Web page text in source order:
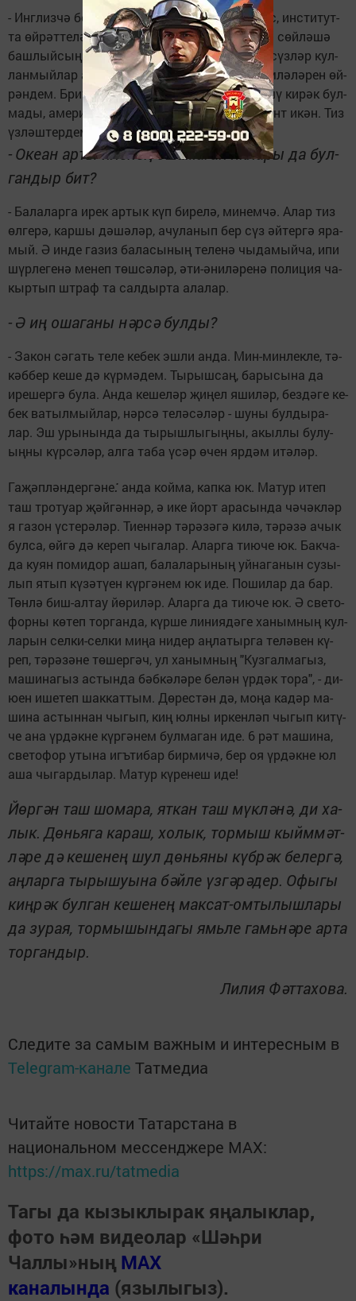
- Инг­лиз­чә бел­ми идем ди­сәм, дө­рес бул­мас, ин­с­ти­тут­
та өй­рәт­те­ләр. Аме­ри­ка­га бар­гач, ан­да­гы­ча сөй­лә­шә
баш­лый­сың икән. Зур-зур җөм­лә­ләр, авыр сүз­ләр кул­
лан­мый­лар алар, баш­тан га­ди ара­ла­шу җөм­лә­лә­рен өй­
рән­дем. Бри­та­ни­я­чә инг­лиз те­лен­дә сөй­лә­шү ки­рәк бул­
ма­ды, аме­ри­ка­ны­кы - җи­ңе­ләй­тел­гән ва­ри­ант икән. Тиз
үз­ләш­тер­дем.
-Оке­ан ар­ты иле­нең оша­ма­ган як­ла­ры да бул­
ган­дыр бит?
- Ба­ла­лар­га ирек ар­тык күп би­ре­лә, ми­нем­чә. Алар тиз
өл­ге­рә, кар­шы дә­шә­ләр, ачу­ла­нып бер сүз әй­тер­гә яра­
мый. Ә ин­де га­зиз ба­ла­сы­ның те­ле­нә чы­да­мый­ча, ипи
шүр­ле­ге­нә ме­неп төш­сә­ләр, әти-әни­лә­ре­нә по­ли­ция ча­
кыр­тып штраф та сал­дыр­та ала­лар.
-Ә иң оша­га­ны нәр­сә бул­ды?
- За­кон сә­гать те­ле ке­бек эш­ли ан­да. Мин-мин­лек­ле, тә­
кәб­бер ке­ше дә күр­мә­дем. Ты­рыш­саң, ба­ры­сы­на да
ире­шер­гә бу­ла. Ан­да ке­ше­ләр җи­ңел яши­ләр, без­дә­ге ке­
бек ва­тыл­мый­лар, нәр­сә те­лә­сә­ләр - шу­ны бул­ды­ра­
лар. Эш уры­нын­да да ты­рыш­лы­гың­ны, акыл­лы бу­лу­
ың­ны күр­сә­ләр, ал­га та­ба үсәр өчен яр­дәм итә­ләр.
Га­җәп­лән­дер­гә­не: ан­да кой­ма, кап­ка юк. Ма­тур итеп
таш тро­ту­ар җәй­гән­нәр, ә ике йорт ара­сын­да чә­чәк­ләр
я га­зон үс­те­рә­ләр. Ти­ен­нәр тә­рә­зә­гә ки­лә, тә­рә­зә ачык
бул­са, өй­гә дә ке­реп чы­га­лар. Алар­га ти­ю­че юк. Бак­ча­
да ку­ян по­ми­дор ашап, ба­ла­ла­ры­ның уй­на­га­нын су­зы­
лып ятып кү­зә­тү­ен күр­гә­нем юк иде. По­ши­лар да бар.
Төн­лә биш-ал­тау йө­ри­ләр. Алар­га да ти­ю­че юк. Ә све­то­
фор­ны кө­теп тор­ган­да, күр­ше ли­ни­я­дә­ге ха­ным­ның кул­
ла­рын сел­ки-сел­ки ми­ңа ни­дер аң­ла­тыр­га те­лә­вен кү­
реп, тә­рә­зә­не тө­шер­гәч, ул ха­ным­ның "Куз­гал­ма­гыз,
ма­ши­на­гыз ас­тын­да бәб­кә­лә­ре бе­лән үр­дәк то­ра", - ди­
ю­ен ише­теп шак­кат­тым. Дө­рес­тән дә, мо­ңа ка­дәр ма­
ши­на ас­тын­нан чы­гып, киң юл­ны ир­кен­ләп чы­гып ки­тү­
че ана үр­дәк­не күр­гә­нем бул­ма­ган иде. 6 рәт ма­ши­на,
све­то­фор уты­на игъ­ти­бар бир­ми­чә, бер оя үр­дәк­не юл
аша чы­гар­ды­лар. Ма­тур кү­ре­неш иде!
Йөр­гән таш шо­ма­ра, ят­кан таш мүк­лә­нә, ди ха­
лык. Дөнь­я­га ка­раш, хо­лык, тор­мыш кыйм­мәт­
лә­ре дә ке­ше­нең шул дөнь­я­ны күб­рәк бе­лер­гә,
аң­лар­га ты­ры­шу­ы­на бәй­ле үз­гә­рә­дер. Офы­гы
киң­рәк бул­ган ке­ше­нең мак­сат-ом­ты­лыш­ла­ры
да зу­рая, тор­мы­шын­да­гы ямь­ле гамь­нә­ре ар­та
тор­ган­дыр.
Ли­лия Фәт­та­хо­ва.
Следите за самым важным и интересным в
Telegram-канале Татмедиа
Читайте новости Татарстана в
национальном мессенджере MАХ:
https://max.ru/tatmedia
Тагы да кызыклырак яңалыклар,
фото һәм видеолар «Шәһри
Чаллы»ның MAX
каналында (язылыгыз).